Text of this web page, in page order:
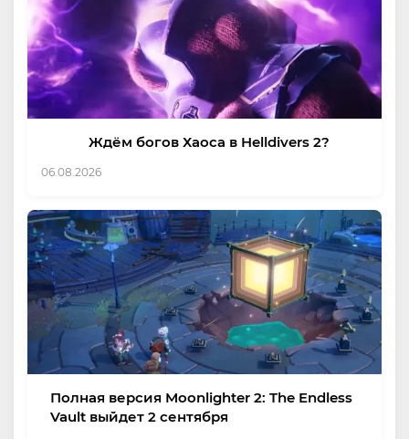
Ждём богов Хаоса в Helldivers 2?
06.08.2026
Полная версия Moonlighter 2: The Endless
Vault выйдет 2 сентября